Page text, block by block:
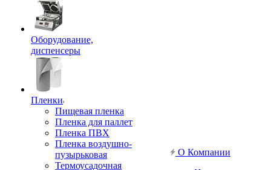
Оборудование,
диспенсеры
Пленки
Пищевая пленка
Пленка для паллет
Пленка ПВХ
Пленка воздушно-
пузырьковая
Термоусадочная
О Компании